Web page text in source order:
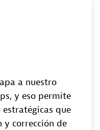
a nuestro
y eso permite
que
y corrección de